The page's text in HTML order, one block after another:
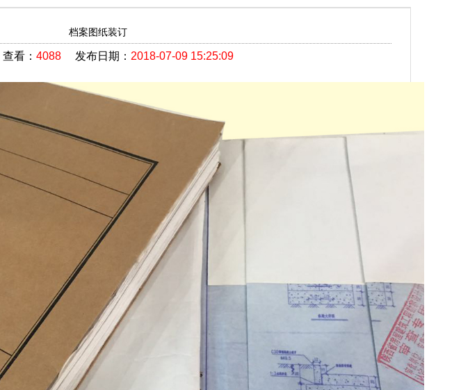
档案图纸装订
查看： 4088 发布日期： 2018-07-09 15:25:09